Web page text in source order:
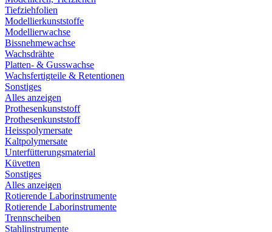
Tiefziehfolien
Modellierkunststoffe
Modellierwachse
Bissnehmewachse
Wachsdrähte
Platten- & Gusswachse
Wachsfertigteile & Retentionen
Sonstiges
Alles anzeigen
Prothesenkunststoff
Prothesenkunststoff
Heisspolymersate
Kaltpolymersate
Unterfütterungsmaterial
Küvetten
Sonstiges
Alles anzeigen
Rotierende Laborinstrumente
Rotierende Laborinstrumente
Trennscheiben
Stahlinstrumente